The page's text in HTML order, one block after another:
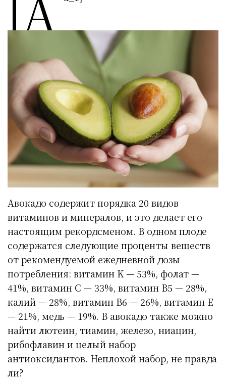
Авокадо содержит порядка 20 видов
витаминов и минералов, и это делает его
настоящим рекордсменом. В одном плоде
содержатся следующие проценты веществ
от рекомендуемой ежедневной дозы
потребления: витамин K — 53%, фолат —
41%, витамин С — 33%, витамин В5 — 28%,
калий — 28%, витамин В6 — 26%, витамин Е
— 21%, медь — 19%. В авокадо также можно
найти лютеин, тиамин, железо, ниацин,
рибофлавин и целый набор
антиоксидантов. Неплохой набор, не правда
ли?